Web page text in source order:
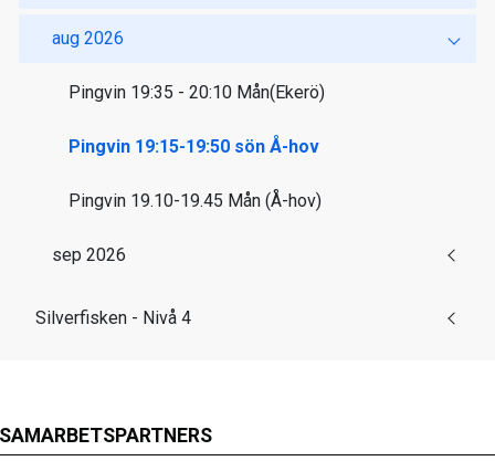
aug 2026
Pingvin 19:35 - 20:10 Mån(Ekerö)
Pingvin 19:15-19:50 sön Å-hov
Pingvin 19.10-19.45 Mån (Å-hov)
sep 2026
Silverfisken - Nivå 4
SAMARBETSPARTNERS